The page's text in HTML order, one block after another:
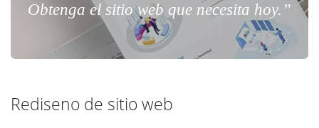
Obtenga el sitio web que necesita hoy.”
Rediseno de sitio web